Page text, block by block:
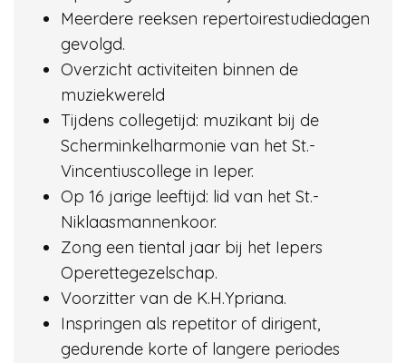
Meerdere reeksen repertoirestudiedagen
gevolgd.
Overzicht activiteiten binnen de
muziekwereld
Tijdens collegetijd: muzikant bij de
Scherminkelharmonie van het St.-
Vincentiuscollege in Ieper.
Op 16 jarige leeftijd: lid van het St.-
Niklaasmannenkoor.
Zong een tiental jaar bij het Iepers
Operettegezelschap.
Voorzitter van de K.H.Ypriana.
Inspringen als repetitor of dirigent,
gedurende korte of langere periodes